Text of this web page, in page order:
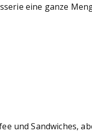
eine ganze
und Sandwiches,